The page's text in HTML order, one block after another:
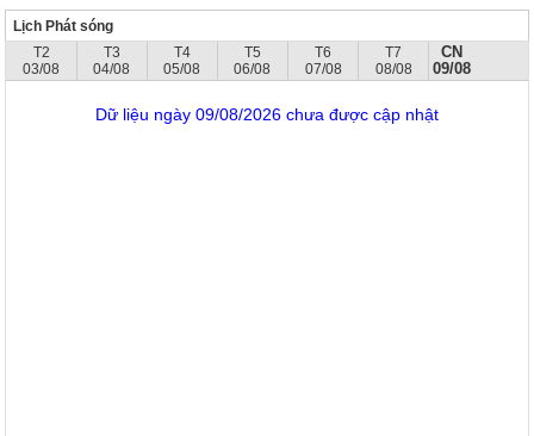
Lịch Phát sóng
T2
03/08
T3
04/08
T4
05/08
T5
06/08
T6
07/08
T7
08/08
CN
09/08
Dữ liệu ngày 09/08/2026 chưa được cập nhật